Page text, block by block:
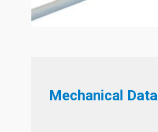
Mechanical Data